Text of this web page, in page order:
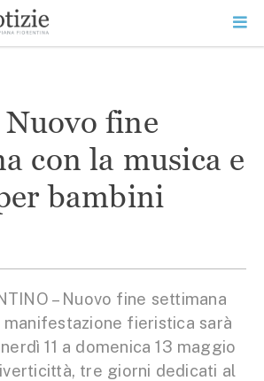
fine
con la musica e
bambini
– Nuovo fine settimana
manifestazione fieristica sarà
11 a domenica 13 maggio
tre giorni dedicati al